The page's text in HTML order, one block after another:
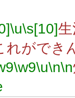
\u\s[10]
れができ
\w9\u\n\n